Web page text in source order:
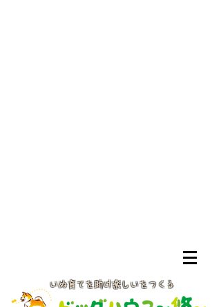
いぬ育てを助け楽しいをつくる